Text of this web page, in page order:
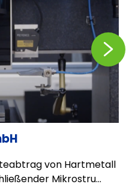
von Hartmetall
Mikrostru...